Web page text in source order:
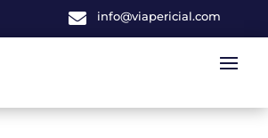
 info@viapericial.com